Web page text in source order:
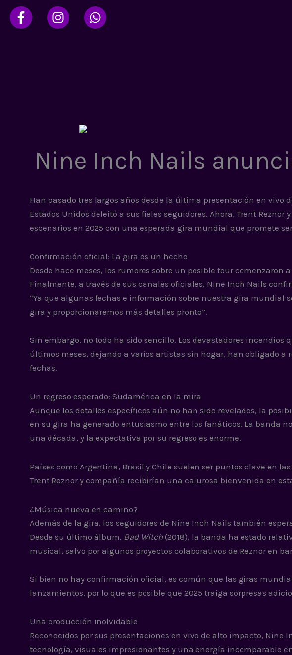
Nine Inch Nails
Han pasado tres largos años desde la última presentación en vivo
Estados Unidos deleitó a sus fieles seguidores. Ahora, Trent Reznor y
escenarios en 2025 con una esperada gira mundial que promete
Confirmación oficial: La gira es un hecho
Desde hace meses, los rumores sobre un posible tour comenzaron
Finalmente, a través de sus canales oficiales, Nine Inch Nails
“Ya que algunas fechas e información sobre nuestra gira mundial
gira y proporcionaremos más detalles pronto”.
Sin embargo, no todo ha sido sencillo. Los devastadores incendios
últimos meses, dejando a varios artistas sin hogar, han obligado
fechas.
Un regreso esperado: Sudamérica en la mira
Aunque los detalles específicos aún no han sido revelados, la
en su gira ha generado entusiasmo entre los fanáticos. La banda
una década, y la expectativa por su regreso es enorme.
Países como Argentina, Brasil y Chile suelen ser puntos clave en
Trent Reznor y compañía recibirían una calurosa bienvenida en
¿Música nueva en camino?
Además de la gira, los seguidores de Nine Inch Nails también
Desde su último álbum, Bad Witch (2018), la banda ha estado
musical, salvo por algunos proyectos colaborativos de Reznor en
Si bien no hay confirmación oficial, es común que las giras
lanzamientos, por lo que es posible que 2025 traiga sorpresas
Una producción inolvidable
Reconocidos por sus presentaciones en vivo de alto impacto, Nine
tecnología, visuales impresionantes y una energía incomparable